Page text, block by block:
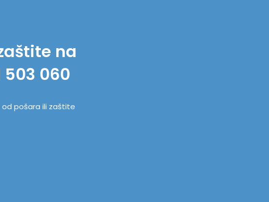
na
503 060
pošara ili zaštite